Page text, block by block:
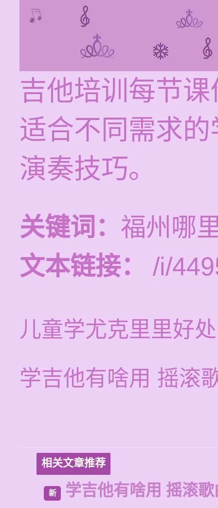
吉他培训每节
适合不同需求
演奏技巧。
关键词： 福州哪
文本链接：
/i/
儿童学尤克里里好处
学吉他有啥用 摇滚
相关文章推荐
新 学吉他有啥用 摇滚歌